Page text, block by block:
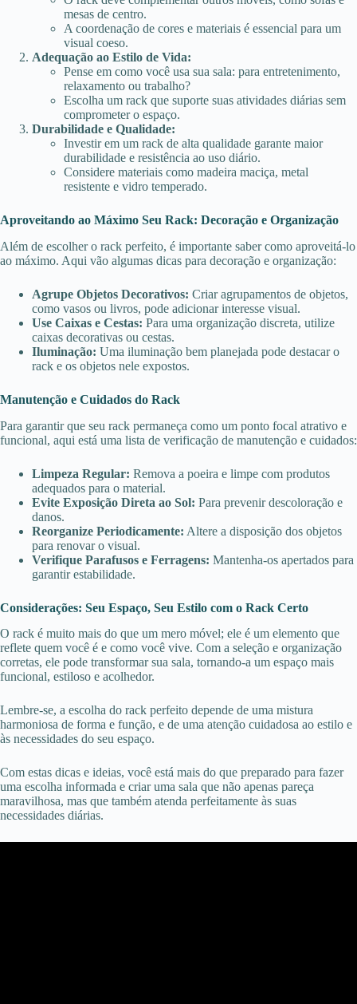
mesas de centro.
A coordenação de cores e materiais é essencial para um
visual coeso.
Adequação ao Estilo de Vida:
Pense em como você usa sua sala: para entretenimento,
relaxamento ou trabalho?
Escolha um rack que suporte suas atividades diárias sem
comprometer o espaço.
Durabilidade e Qualidade:
Investir em um rack de alta qualidade garante maior
durabilidade e resistência ao uso diário.
Considere materiais como madeira maciça, metal
resistente e vidro temperado.
Aproveitando ao Máximo Seu Rack: Decoração e Organização
Além de escolher o rack perfeito, é importante saber como aproveitá-lo
ao máximo. Aqui vão algumas dicas para decoração e organização:
Agrupe Objetos Decorativos: Criar agrupamentos de objetos,
como vasos ou livros, pode adicionar interesse visual.
Use Caixas e Cestas: Para uma organização discreta, utilize
caixas decorativas ou cestas.
Iluminação: Uma iluminação bem planejada pode destacar o
rack e os objetos nele expostos.
Manutenção e Cuidados do Rack
Para garantir que seu rack permaneça como um ponto focal atrativo e
funcional, aqui está uma lista de verificação de manutenção e cuidados:
Limpeza Regular: Remova a poeira e limpe com produtos
adequados para o material.
Evite Exposição Direta ao Sol: Para prevenir descoloração e
danos.
Reorganize Periodicamente: Altere a disposição dos objetos
para renovar o visual.
Verifique Parafusos e Ferragens: Mantenha-os apertados para
garantir estabilidade.
Considerações: Seu Espaço, Seu Estilo com o Rack Certo
O rack é muito mais do que um mero móvel; ele é um elemento que
reflete quem você é e como você vive. Com a seleção e organização
corretas, ele pode transformar sua sala, tornando-a um espaço mais
funcional, estiloso e acolhedor.
Lembre-se, a escolha do rack perfeito depende de uma mistura
harmoniosa de forma e função, e de uma atenção cuidadosa ao estilo e
às necessidades do seu espaço.
Com estas dicas e ideias, você está mais do que preparado para fazer
uma escolha informada e criar uma sala que não apenas pareça
maravilhosa, mas que também atenda perfeitamente às suas
necessidades diárias.